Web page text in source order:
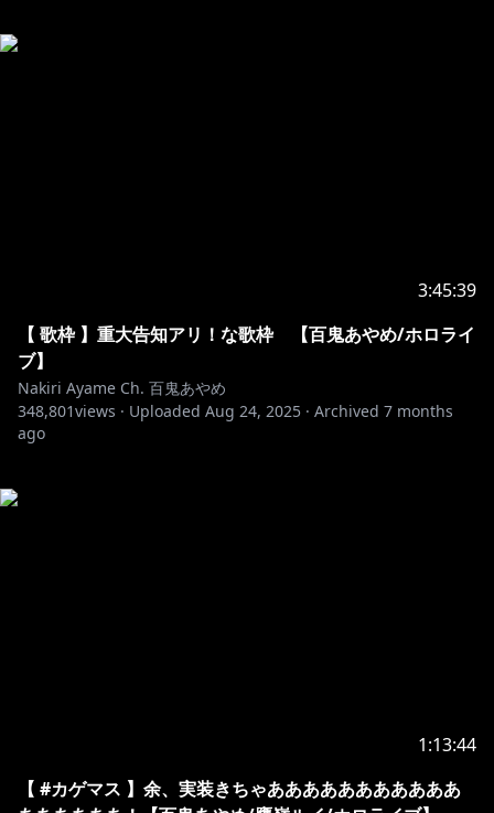
3:45:39
【 歌枠 】重大告知アリ！な歌枠 【百鬼あやめ/ホロライ
ブ】
Nakiri Ayame Ch. 百鬼あやめ
348,801views · Uploaded Aug 24, 2025 · Archived 7 months
ago
1:13:44
【 #カゲマス 】余、実装きちゃあああああああああああ